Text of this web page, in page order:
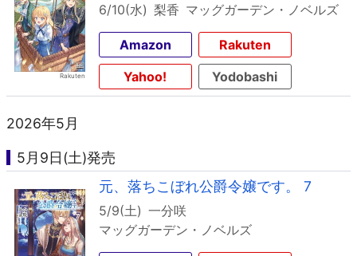
6/10(水) 梨香 マッグガーデン・ノベルズ
Amazon
Rakuten
Yahoo!
Yodobashi
2026年5月
5月9日(土)発売
元、落ちこぼれ公爵令嬢です。 7
5/9(土) 一分咲
マッグガーデン・ノベルズ